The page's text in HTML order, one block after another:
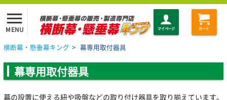
menu
MENU マイページ カート
横断幕・懸垂幕キング > 幕専用取付器具
幕専用取付器具
幕の設置に使える紐や吸盤などの取り付け器具を取り揃えています。